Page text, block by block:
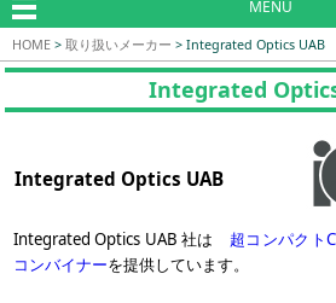
MENU
HOME > 取り扱いメーカー > Integrated Optics UAB
Integrated
Integrated Optics UAB
Integrated Optics UAB 社は 超コンパクト
コンバイナーを提供しています。